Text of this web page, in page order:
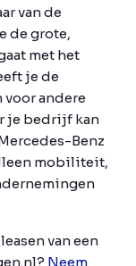
van de
de grote,
met het
je de
andere
je bedrijf kan
Benz
mobiliteit,
van een
Neem